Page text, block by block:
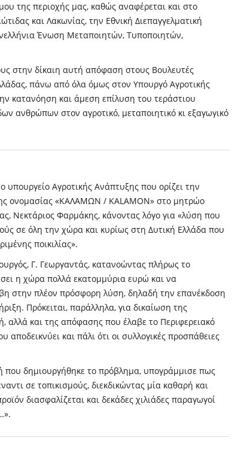
της περιοχής μας, καθώς αναφέρεται και στο
και Λακωνίας, την Εθνική Διεπαγγελματική
Ένωση Μεταποιητών, Τυποποιητών,
στην δίκαιη αυτή απόφαση στους Βουλευτές
πάνω από όλα όμως στον Υπουργό Αγροτικής
κατανόηση και άμεση επίλυση του τεράστιου
ανθρώπων στον αγροτικό, μεταποιητικό κι εξαγωγικό
Αγροτικής Ανάπτυξης που ορίζει την
ονομασίας «ΚΑΛΑΜΩΝ / KALAMON» στο μητρώο
Νεκτάριος Φαρμάκης, κάνοντας λόγο για «λύση που
σε όλη την χώρα και κυρίως στη Δυτική Ελλάδα που
ποικιλίας».
Γ. Γεωργαντάς, κατανοώντας πλήρως το
η χώρα πολλά εκατομμύρια ευρώ και να
στην πλέον πρόσφορη λύση, δηλαδή την επανέκδοση
Πρόκειται, παράλληλα, για δικαίωση της
και της απόφασης που έλαβε το Περιφερειακό
και πάλι ότι οι συλλογικές προσπάθειες
που δημιουργήθηκε το πρόβλημα, υπογράμμισε πως
σε τοπικισμούς, διεκδικώντας μία καθαρή και
διασφαλίζεται και δεκάδες χιλιάδες παραγωγοί